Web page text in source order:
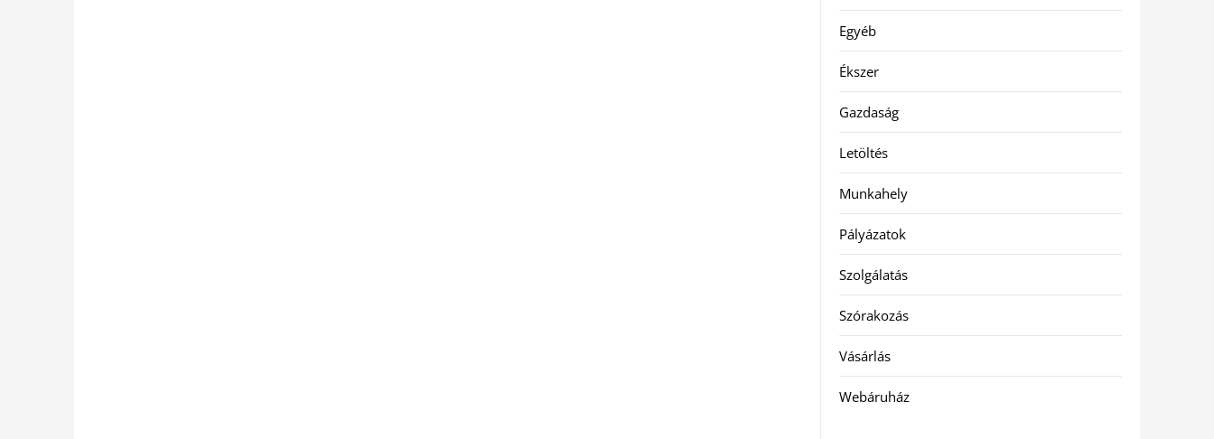
Egyéb
Ékszer
Gazdaság
Letöltés
Munkahely
Pályázatok
Szolgálatás
Szórakozás
Vásárlás
Webáruház